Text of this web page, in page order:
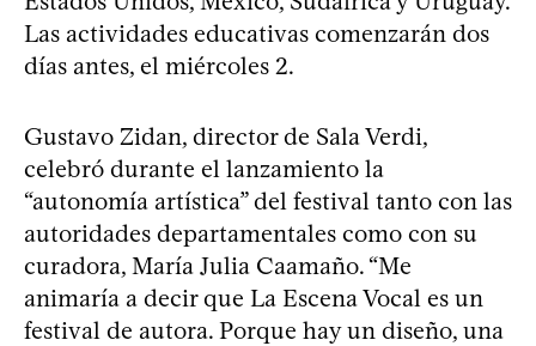
Las actividades educativas comenzarán dos
días antes, el miércoles 2.
Gustavo Zidan, director de Sala Verdi,
celebró durante el lanzamiento la
“autonomía artística” del festival tanto con las
autoridades departamentales como con su
curadora, María Julia Caamaño. “Me
animaría a decir que La Escena Vocal es un
festival de autora. Porque hay un diseño, una